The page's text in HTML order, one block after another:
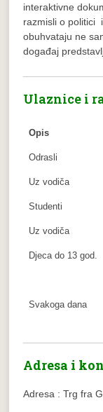
interaktivne
razmisli o politici
obuhvataju ne
događaj
Ulaznice i
Opis
Odrasli
Uz vodiča
Studenti
Uz vodiča
Djeca do 13 god.
Svakoga dana
Adresa i
Adresa : Trg fra